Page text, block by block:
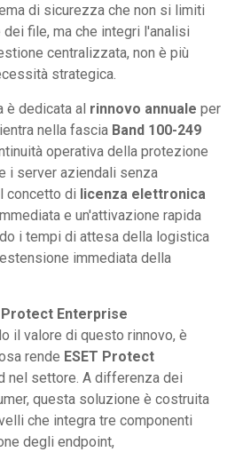
di sicurezza che non si limiti
file, ma che integri l'analisi
centralizzata, non è più
strategica.
è dedicata al rinnovo annuale per
nella fascia Band 100-249
operativa della protezione
i server aziendali senza
concetto di licenza elettronica
e un'attivazione rapida
i tempi di attesa della logistica
immediata della
Enterprise
il valore di questo rinnovo, è
rende ESET Protect
nel settore. A differenza dei
questa soluzione è costruita
che integra tre componenti
degli endpoint,